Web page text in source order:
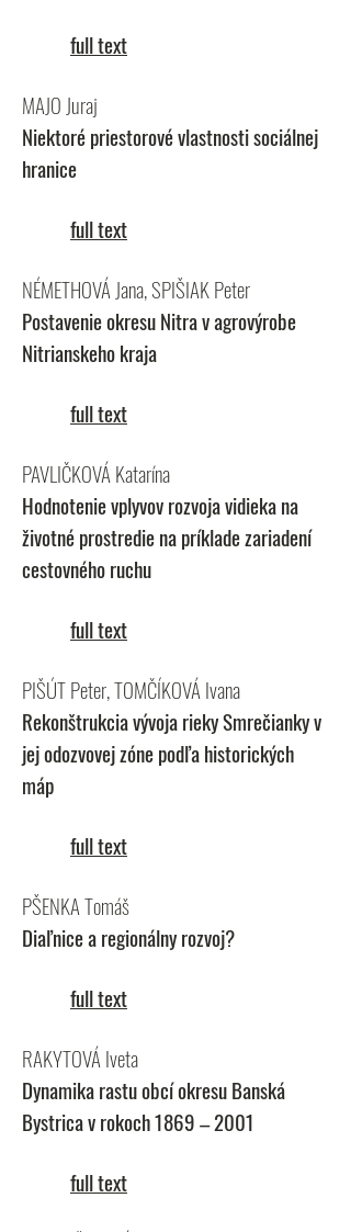
full text
MAJO Juraj
Niektoré priestorové vlastnosti sociálnej
hranice
full text
NÉMETHOVÁ Jana, SPIŠIAK Peter
Postavenie okresu Nitra v agrovýrobe
Nitrianskeho kraja
full text
PAVLIČKOVÁ Katarína
Hodnotenie vplyvov rozvoja vidieka na
životné prostredie na príklade zariadení
cestovného ruchu
full text
PIŠÚT Peter, TOMČÍKOVÁ Ivana
Rekonštrukcia vývoja rieky Smrečianky v
jej odozvovej zóne podľa historických
máp
full text
PŠENKA Tomáš
Diaľnice a regionálny rozvoj?
full text
RAKYTOVÁ Iveta
Dynamika rastu obcí okresu Banská
Bystrica v rokoch 1869 – 2001
full text